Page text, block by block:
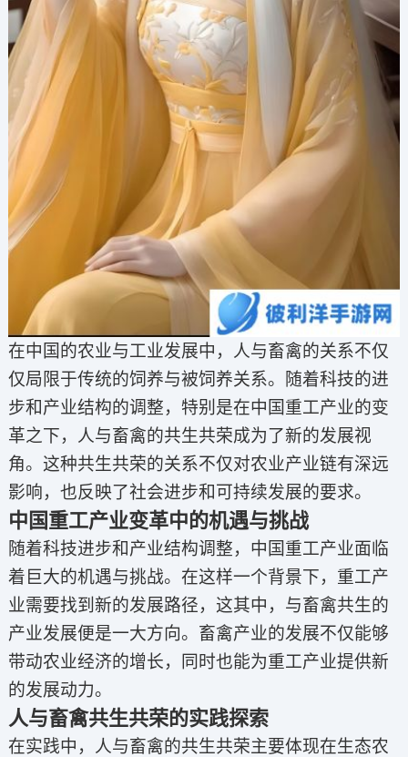
在中国的农业与工业发展中，人与畜禽的关系不仅
仅局限于传统的饲养与被饲养关系。随着科技的进
步和产业结构的调整，特别是在中国重工产业的变
革之下，人与畜禽的共生共荣成为了新的发展视
角。这种共生共荣的关系不仅对农业产业链有深远
影响，也反映了社会进步和可持续发展的要求。
中国重工产业变革中的机遇与挑战
随着科技进步和产业结构调整，中国重工产业面临
着巨大的机遇与挑战。在这样一个背景下，重工产
业需要找到新的发展路径，这其中，与畜禽共生的
产业发展便是一大方向。畜禽产业的发展不仅能够
带动农业经济的增长，同时也能为重工产业提供新
的发展动力。
人与畜禽共生共荣的实践探索
在实践中，人与畜禽的共生共荣主要体现在生态农